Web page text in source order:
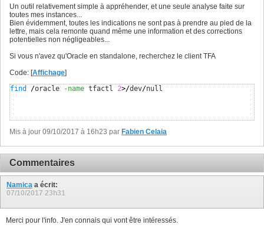
9
10
11
12
13
15
17
19
23
24
26
27
28
29
30
31
32
35
Searching for
running databases . . . . .
. . . . . . . . . . . . . . . . . . . . . .
List of running databases registered
2
4
5
6
10
11
12
13. None of above
Select databases from list
Searching out ORACLE_HOME for selected databases.
. . . . . . . . . . . . . . . . . . . . . . . . . . . .
.
Checking Status of Oracle Software Stack - Clusterware,
Un outil relativement simple à appréhender, et une seule analyse faite sur
toutes mes instances...
Bien évidemment, toutes les indications ne sont pas à prendre au pied de la
lettre, mais cela remonte quand même une information et des corrections
potentielles non négligeables...
Si vous n'avez qu'Oracle en standalone, recherchez le client TFA
Code: [Affichage]
find
/oracle -name tfactl 2>/dev/null
Mis à jour 09/10/2017 à 16h23 par Fabien Celaia
Commentaires
Namica a écrit:
07/10/2017 23h31
Merci pour l'info. J'en connais qui vont être intéressés.